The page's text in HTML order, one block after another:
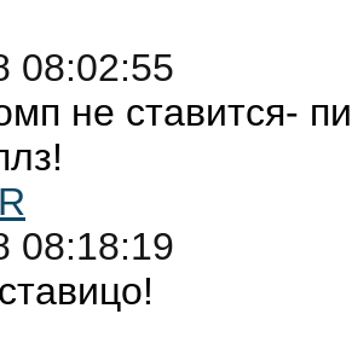
08:02:55
не ставится-
08:18:19